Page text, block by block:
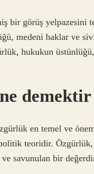
bir görüş yelpazesini
medeni haklar ve
hukukun
demektir
en temel ve
teoridir.
savunulan bir